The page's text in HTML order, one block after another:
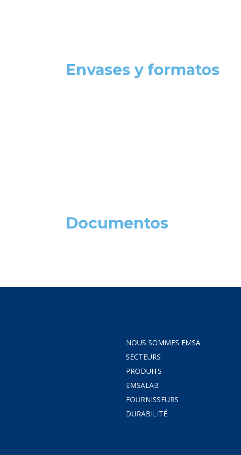
Envases y formatos
Documentos
NOUS SOMMES EMSA
SECTEURS
PRODUITS
EMSALAB
FOURNISSEURS
DURABILITÉ